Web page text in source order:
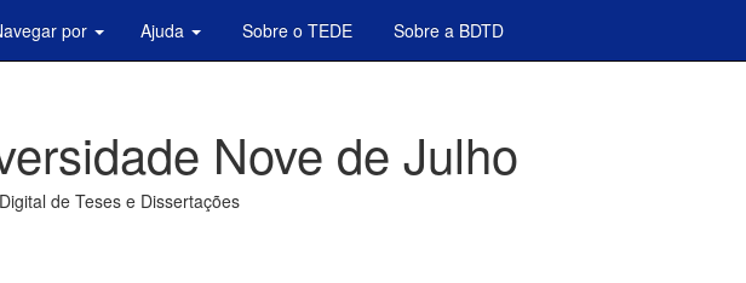
por Ajuda Sobre o TEDE Sobre a BDTD
Nove de Julho
de Teses e Dissertações